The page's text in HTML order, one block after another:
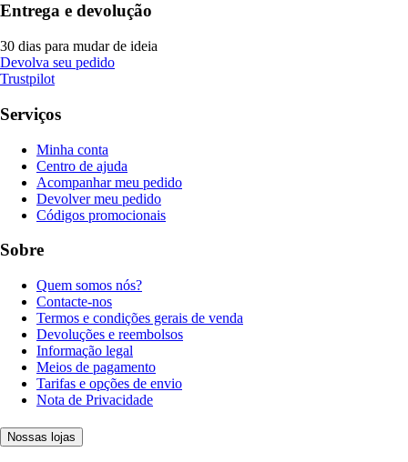
Entrega e devolução
30 dias para mudar de ideia
Devolva seu pedido
Trustpilot
Serviços
Minha conta
Centro de ajuda
Acompanhar meu pedido
Devolver meu pedido
Códigos promocionais
Sobre
Quem somos nós?
Contacte-nos
Termos e condições gerais de venda
Devoluções e reembolsos
Informação legal
Meios de pagamento
Tarifas e opções de envio
Nota de Privacidade
Nossas lojas